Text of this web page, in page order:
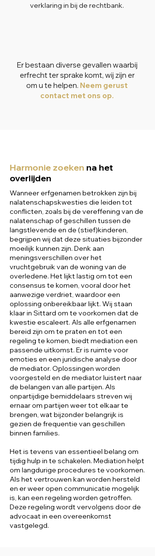
verklaring in bij de rechtbank.
Er bestaan diverse gevallen waarbij
erfrecht ter sprake komt, wij zijn er
om u te helpen. Neem gerust
contact met ons op.
Harmonie zoeken na het
overlijden
Wanneer erfgenamen betrokken zijn bij
nalatenschapskwesties die leiden tot
conflicten, zoals bij de vereffening van de
nalatenschap of geschillen tussen de
langstlevende en de (stief)kinderen,
begrijpen wij dat deze situaties bijzonder
moeilijk kunnen zijn. Denk aan
meningsverschillen over het
vruchtgebruik van de woning van de
overledene. Het lijkt lastig om tot een
consensus te komen, vooral door het
aanwezige verdriet, waardoor een
oplossing onbereikbaar lijkt. Wij staan
klaar in Sittard om te voorkomen dat de
kwestie escaleert. Als alle erfgenamen
bereid zijn om te praten en tot een
regeling te komen, biedt mediation een
passende uitkomst. Er is ruimte voor
emoties en een juridische analyse door
de mediator. Oplossingen worden
voorgesteld en de mediator luistert naar
de belangen van alle partijen. Als
onpartijdige bemiddelaars streven wij
ernaar om partijen weer tot elkaar te
brengen, wat bijzonder belangrijk is
gezien de frequentie van geschillen
binnen families.
​Het is tevens van essentieel belang om
tijdig hulp in te schakelen. Mediation helpt
om langdurige procedures te voorkomen.
Als het vertrouwen kan worden hersteld
en er weer open communicatie mogelijk
is, kan een regeling worden getroffen.
Deze regeling wordt vervolgens door de
advocaat in een overeenkomst
vastgelegd.